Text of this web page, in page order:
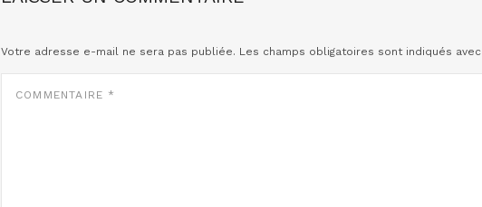
Votre adresse e-mail ne sera pas publiée. Les champs obligatoires sont indiqués avec
COMMENTAIRE